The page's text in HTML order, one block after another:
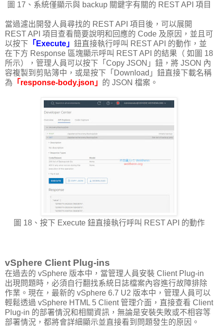
圖 17、系統僅顯示與 backup 關鍵字有關的 REST API 項目
當過濾出開發人員尋找的 REST API 項目後，可以展開
REST API 項目查看簡要說明和回應的 Code 及原因，並且可
以按下 「Execute」 鈕直接執行呼叫 REST API 的動作，並
在下方 Response 區塊顯示呼叫 REST API 的結果（ 如圖 18
所示），管理人員可以按下「Copy JSON」鈕，將 JSON 內
容複製到剪貼簿中，或是按下「Download」鈕直接下載名稱
為 「response-body.json」 的 JSON 檔案。
圖 18、按下 Execute 鈕直接執行呼叫 REST API 的動作
vSphere Client Plug-ins
在過去的 vSphere 版本中，當管理人員安裝 Client Plug-in
出現問題時，必須自行翻找系統日誌檔案內容進行故障排除
作業。現在，最新的 vSphere 6.7 U2 版本中，管理人員可以
輕鬆透過 vSphere HTML 5 Client 管理介面，直接查看 Client
Plug-in 的部署情況和相關資訊，無論是安裝失敗或不相容等
部署情況，都將會詳細顯示並直接看到問題發生的原因。